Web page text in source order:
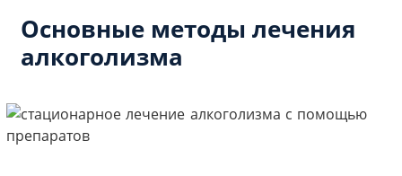
Основные методы лечения
алкоголизма